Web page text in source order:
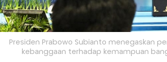
Presiden Prabowo Subianto menegaskan
kebanggaan terhadap kemampuan